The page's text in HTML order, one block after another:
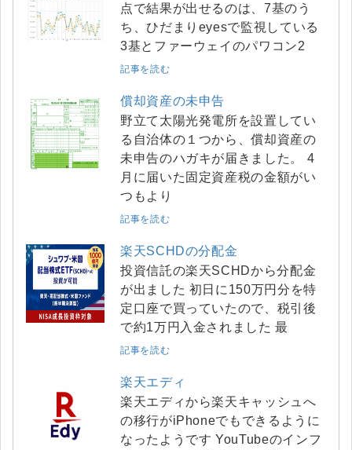
点で結果が出せるのは、7基のう
ち、ひだまりeyesで監視している
3基とファーウェイのパワコン2
記事を読む
償却資産の未申告
野立て太陽光発電所を設置してい
る自治体の１つから、償却資産の
未申告のハガキが届きました。 4
月に届いた固定資産税の金額がい
つもより
記事を読む
楽天SCHDの分配金
投資信託の楽天SCHDから分配金
が出ました 初日に150万円分を特
定口座で買っていたので、税引後
で約1万円入金されました 最
記事を読む
楽天エディ
楽天エディから楽天キャッシュへ
の移行がiPhoneでもできるように
なったようです YouTubeのインフ